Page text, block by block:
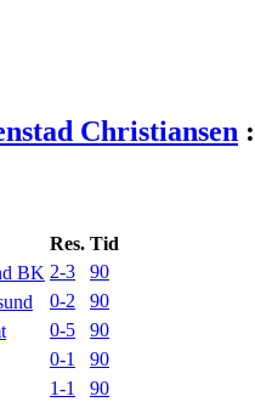
Christiansen :
Res. Tid
BK 2-3
90
0-2
90
0-5
90
0-1
90
1-1
90